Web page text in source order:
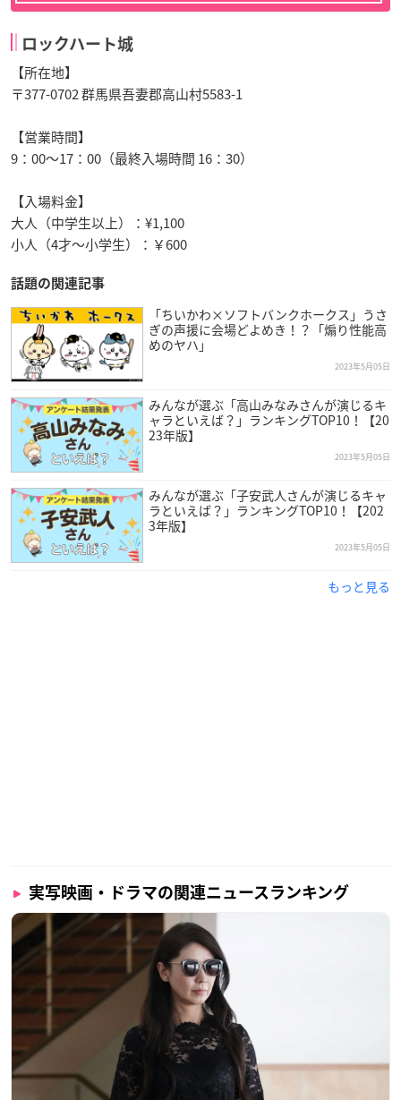
ロックハート城
【所在地】
〒377-0702 群馬県吾妻郡高山村5583-1
【営業時間】
9：00～17：00（最終入場時間 16：30）
【入場料金】
大人（中学生以上）：¥1,100
小人（4才～小学生）：￥600
話題の関連記事
「ちいかわ×ソフトバンクホークス」うさ
ぎの声援に会場どよめき！？「煽り性能高
めのヤハ」
2023年5月05日
みんなが選ぶ「高山みなみさんが演じるキ
ャラといえば？」ランキングTOP10！【20
23年版】
2023年5月05日
みんなが選ぶ「子安武人さんが演じるキャ
ラといえば？」ランキングTOP10！【202
3年版】
2023年5月05日
もっと見る
実写映画・ドラマの関連ニュースランキング